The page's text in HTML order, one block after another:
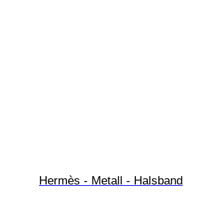
Hermès - Metall - Halsband